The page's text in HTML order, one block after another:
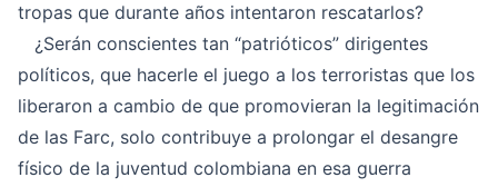
tropas que durante años intentaron rescatarlos?
¿Serán conscientes tan “patrióticos” dirigentes
políticos, que hacerle el juego a los terroristas que los
liberaron a cambio de que promovieran la legitimación
de las Farc, solo contribuye a prolongar el desangre
físico de la juventud colombiana en esa guerra